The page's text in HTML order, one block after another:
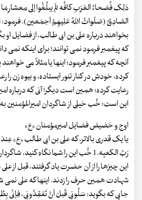
ذلِک فُصَحاءُ العَرَبِ کافَّه لَمْ یبلُغُوا إلی مِعشارِ
الصّادِقْ (صَلَواتُ اللهُ عَلِیهِمْ اَجمَعین). فرمود:
بخواهند درباره علی بن ابی طالب، از فضایل
که پیغمبر فرمود نمی توانند! برای اینکه نمی
آنچه که پیغمبر فرمود؛ اینها یا مثلاً می خواهند
کرده، خودش در کنار تنور ایستاده، و بیوه زن را
رعایت کرده؛ همین است دیگر! آنی که درباره
این است؛ خُب خیلی از شاگردان امیرالمؤمنین
اوج و حَضیض فضایل امیرمؤمنان «ع»
یا یک قدری بالاتر، که علی بن ابی طالب «ع»
رَبِّ الکعبِه.1 خُب این را شما نگاه کنید،
این چیزها را از آن حضرت یاد گرفتند، قبل از
شهادت همین حرف را زدند. اینها که علی نمی
جایی که بگوید: سَلُونِی قَبلَ اَنْ تَفقِدُونِی، فِإنّی